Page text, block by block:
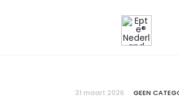
31 maart 2026 GEEN